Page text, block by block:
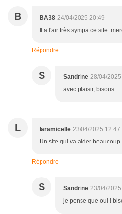
B BA38 24/04/2025 20:49
Il a l'air très sympa ce site.
Répondre
S Sandrine 28/04/2025
avec plaisir, bisous
L laramicelle 23/04/2025 12:47
Un site qui va aider beaucoup
Répondre
S Sandrine 23/04/
je pense que oui !